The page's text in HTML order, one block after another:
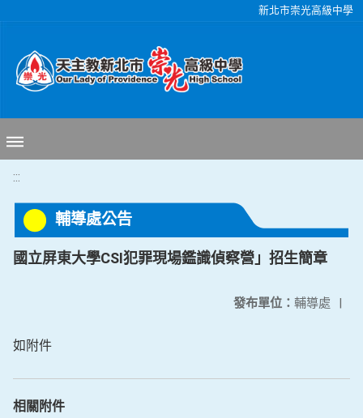
新北市崇光高級中學
:::
輔導處公告
國立屏東大學CSI犯罪現場鑑識偵察營」招生簡章
發布單位： 輔導處 |
如附件
相關附件